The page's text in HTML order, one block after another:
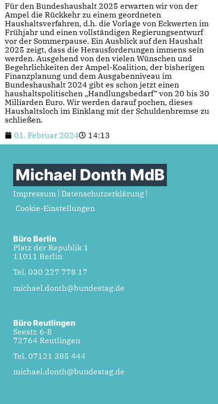
Für den Bundeshaushalt 2025 erwarten wir von der
Ampel die Rückkehr zu einem geordneten
Haushaltsverfahren, d.h. die Vorlage von Eckwerten im
Frühjahr und einen vollständigen Regierungsentwurf
vor der Sommerpause. Ein Ausblick auf den Haushalt
2025 zeigt, dass die Herausforderungen immens sein
werden. Ausgehend von den vielen Wünschen und
Begehrlichkeiten der Ampel-Koalition, der bisherigen
Finanzplanung und dem Ausgabenniveau im
Bundeshaushalt 2024 gibt es schon jetzt einen
haushaltspolitischen „Handlungsbedarf“ von 20 bis 30
Milliarden Euro. Wir werden darauf pochen, dieses
Haushaltsloch im Einklang mit der Schuldenbremse zu
schließen.
01. Februar 2024
14:13
Michael Donth MdB
Impressum
Datenschutzerklärung
Cookie-Einstellungen
Büro Berlin
Platz der Republik 1
11011 Berlin
Tel. 030 227 778 17
michael.donth@bundestag.de
Büro Reutlingen
Seestr. 6-8
72764 Reutlingen
Tel. 07121 385 444
michael.donth@bundestag.de